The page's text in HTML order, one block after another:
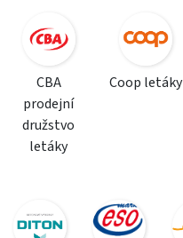
CBA
prodejní
družstvo
letáky
Coop letáky